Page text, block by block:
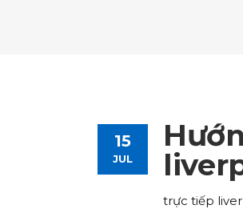
Team List
Advanced Link
15
JUL
trực tiếp